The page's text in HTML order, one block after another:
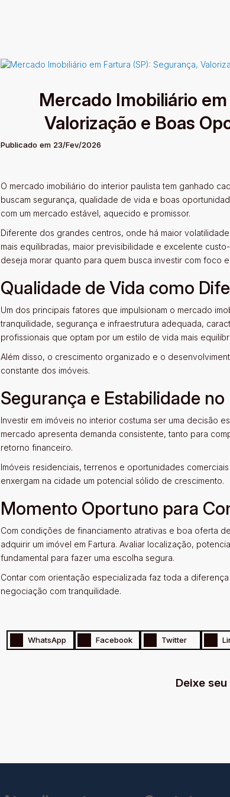
Mercado Imobiliário
Valorização e Boas
Publicado em 23/Fev/2026
O mercado imobiliário do interior paulista tem ganhado
buscam segurança, qualidade de vida e boas
com um mercado estável, aquecido e promissor.
Diferente dos grandes centros, onde há maior
mais equilibradas, maior previsibilidade e excelente
deseja morar quanto para quem busca investir com foco
Qualidade de Vida como
Um dos principais fatores que impulsionam o mercado
tranquilidade, segurança e infraestrutura adequada,
profissionais que optam por um estilo de vida mais
Além disso, o crescimento organizado e o
constante dos imóveis.
Segurança e Estabilidade
Investir em imóveis no interior costuma ser uma decisão
mercado apresenta demanda consistente, tanto para
retorno financeiro.
Imóveis residenciais, terrenos e oportunidades
enxergam na cidade um potencial sólido de crescimento.
Momento Oportuno para
Com condições de financiamento atrativas e boa oferta
adquirir um imóvel em Fartura. Avaliar localização,
fundamental para fazer uma escolha segura.
Contar com orientação especializada faz toda a
negociação com tranquilidade.
WhatsApp Facebook Twitter
Deixe